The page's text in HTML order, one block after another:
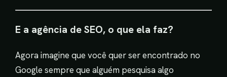
E a agência de SEO, o que ela faz?
Agora imagine que você quer ser encontrado no
Google sempre que alguém pesquisa algo